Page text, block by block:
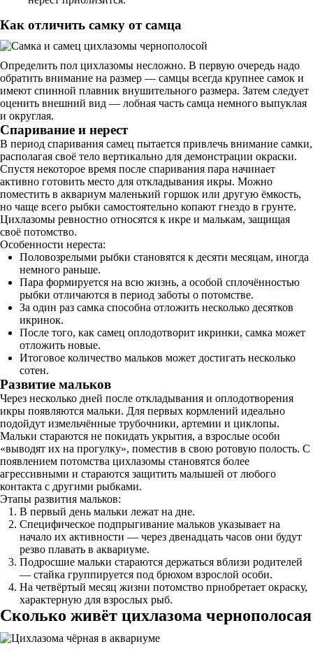
Как отличить самку от самца
Определить пол цихлазомы несложно. В первую очередь надо
обратить внимание на размер — самцы всегда крупнее самок и
имеют спинной плавник внушительного размера. Затем следует
оценить внешний вид — лобная часть самца немного выпуклая
и округлая.
Спаривание и нерест
В период спаривания самец пытается привлечь внимание самки,
располагая своё тело вертикально для демонстрации окраски.
Спустя некоторое время после спаривания пара начинает
активно готовить место для откладывания икры. Можно
поместить в аквариум маленький горшок или другую ёмкость,
но чаще всего рыбки самостоятельно копают гнездо в грунте.
Цихлазомы ревностно относятся к икре и малькам, защищая
своё потомство.
Особенности нереста:
Половозрелыми рыбки становятся к десяти месяцам, иногда
немного раньше.
Пара формируется на всю жизнь, а особой сплочённостью
рыбки отличаются в период заботы о потомстве.
За один раз самка способна отложить несколько десятков
икринок.
После того, как самец оплодотворит икринки, самка может
отложить новые.
Итоговое количество мальков может достигать несколько
сотен.
Развитие мальков
Через несколько дней после откладывания и оплодотворения
икры появляются мальки. Для первых кормлений идеально
подойдут измельчённые трубочники, артемии и циклопы.
Мальки стараются не покидать укрытия, а взрослые особи
«выводят их на прогулку», поместив в свою ротовую полость. С
появлением потомства цихлазомы становятся более
агрессивными и стараются защитить малышей от любого
контакта с другими рыбками.
Этапы развития мальков:
В первый день мальки лежат на дне.
Специфическое подпрыгивание мальков указывает на
начало их активности — через двенадцать часов они будут
резво плавать в аквариуме.
Подросшие мальки стараются держаться вблизи родителей
— стайка группируется под брюхом взрослой особи.
На четвёртый месяц жизни потомство приобретает окраску,
характерную для взрослых рыб.
Сколько живёт цихлазома чернополосая